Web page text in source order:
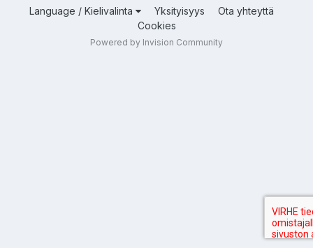
Language / Kielivalinta Yksityisyys
Ota yhteyttä
Cookies
Powered by Invision Community